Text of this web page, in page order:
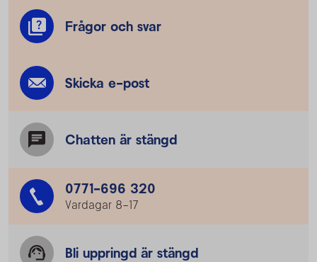
Frågor och svar
Skicka e-post
Chatten är stängd
0771-696 320
Vardagar 8–17
Bli uppringd är stängd